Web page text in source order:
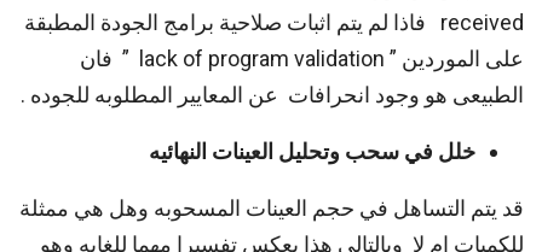
received فاذا لم يتم اثبات صلاحية برامج الجودة المطبقة
على الموردين ” lack of program validation ” فان
الطبيعى هو وجود انحرافات عن المعايير المطلوبه للجوده .
خلل في سحب وتحليل العينات النهائيه
قد يتم التساهل في حجم العينات المسحوبه وهل هي ممثلة
للكميات ام لا وبالتالي هذا يعكس تفسيرا مهما للغايه وهو